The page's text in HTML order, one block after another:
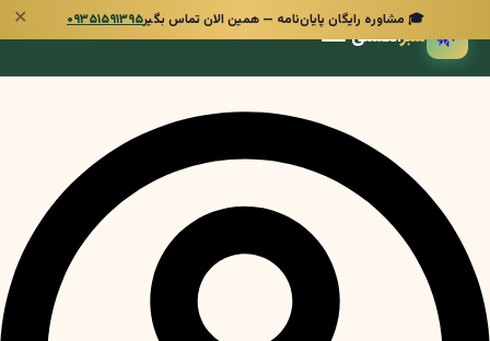
🎓 مشاوره رایگان پایان‌نامه — همین الان تماس بگیر۰۹۳۵۱۵۹۱۳۹۵ ✕
🌿 سبزانگشتی